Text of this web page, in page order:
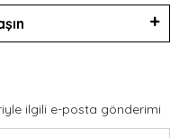
ilgili e-posta gönderimi